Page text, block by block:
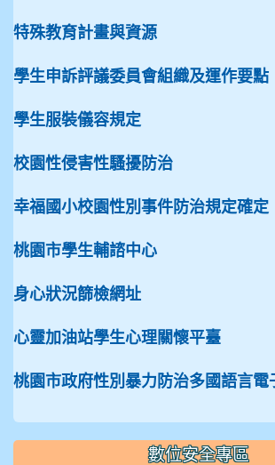
特殊教育計畫與資源
學生申訴評議委員會組織及運作要點
學生服裝儀容規定
校園性侵害性騷擾防治
幸福國小校園性別事件防治規定確定
桃園市學生輔諮中心
身心狀況篩檢網址
心靈加油站學生心理關懷平臺
桃園市政府性別暴力防治多國語言電
數位安全專區